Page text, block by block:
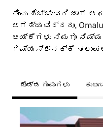
ನೀವು ಹೆಚ್ಚುವರಿ ಜಾಗ
ಅಗತ್ಯವಿದ್ದರೂ,
ಆಯ್ಕೆಗಳು ನಿಮಗೂ ನಿಮ್ಮ
ಗಮ್ಯಸ್ಥಾನಕ್ಕೆ
ದೊಡ್ಡ ಗುಂಪುಗಳು